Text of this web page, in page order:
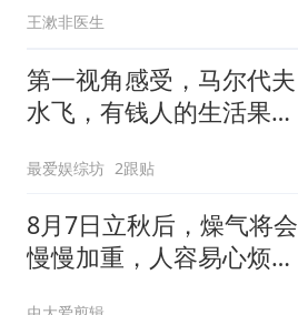
王漱非医生
第一视角感受，马尔代夫
水飞，有钱人的生活果然
最爱娱综坊 2跟贴
8月7日立秋后，燥气将会
慢慢加重，人容易心烦气